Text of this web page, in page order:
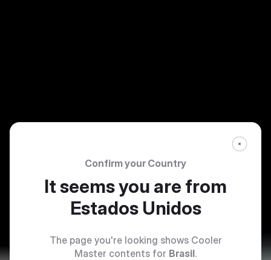
Confirm your Country
It seems you are from
Estados Unidos
The page you're looking shows Cooler
Master contents for Brasil.